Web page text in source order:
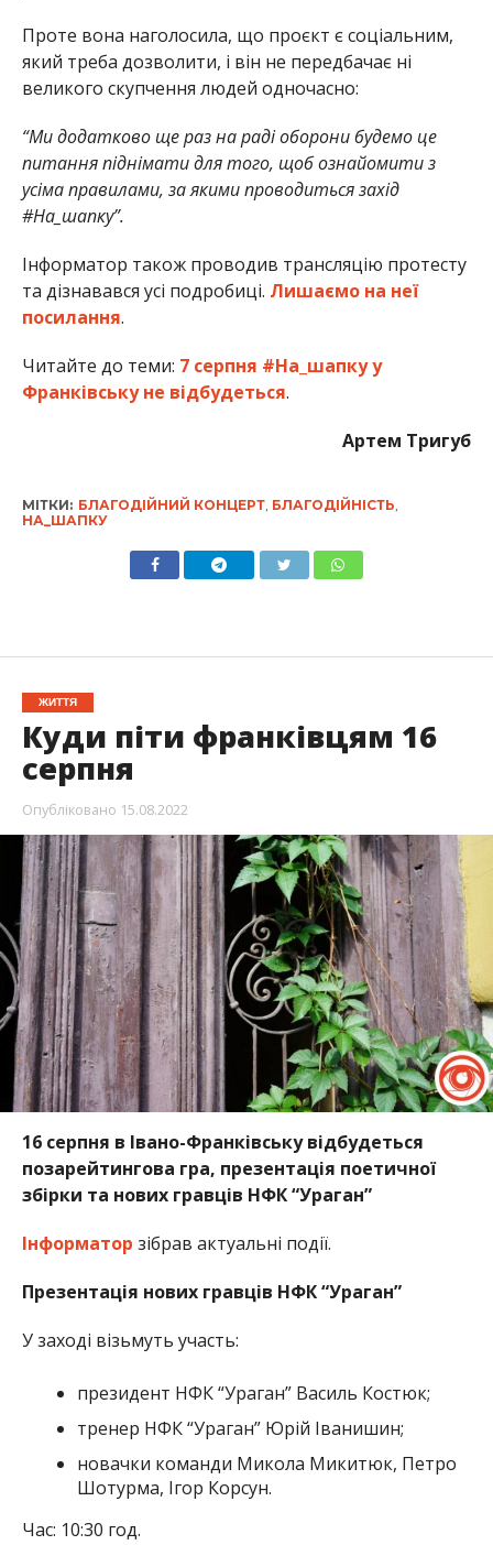
Проте вона наголосила, що проєкт є соціальним,
який треба дозволити, і він не передбачає ні
великого скупчення людей одночасно:
“Ми додатково ще раз на раді оборони будемо це
питання піднімати для того, щоб ознайомити з
усіма правилами, за якими проводиться захід
#На_шапку”.
Інформатор також проводив трансляцію протесту
та дізнавався усі подробиці. Лишаємо на неї
посилання.
Читайте до теми: 7 серпня #На_шапку у
Франківську не відбудеться.
Артем Тригуб
МІТКИ: БЛАГОДІЙНИЙ КОНЦЕРТ, БЛАГОДІЙНІСТЬ
НА_ШАПКУ
ЖИТТЯ
Куди піти франківцям 16
серпня
Опубліковано 15.08.2022
16 серпня в Івано-Франківську відбудеться
позарейтингова гра, презентація поетичної
збірки та нових гравців НФК “Ураган”
Інформатор зібрав актуальні події.
Презентація нових гравців НФК “Ураган”
У заході візьмуть участь:
президент НФК “Ураган” Василь Костюк;
тренер НФК “Ураган” Юрій Іванишин;
новачки команди Микола Микитюк, Петро
Шотурма, Ігор Корсун.
Час: 10:30 год.